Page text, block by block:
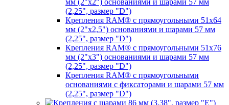
мм (2"х2") основаниями и шарами 57 мм
(2,25", размер "D")
Крепления RAM® с прямоугольными 51х64
мм (2"х2,5") основаниями и шарами 57 мм
(2,25", размер "D")
Крепления RAM® с прямоугольными 51х76
мм (2"х3") основаниями и шарами 57 мм
(2,25", размер "D")
Крепления RAM® с прямоугольными
основаниями с фиксаторами и шарами 57 мм
(2,25", размер "D")